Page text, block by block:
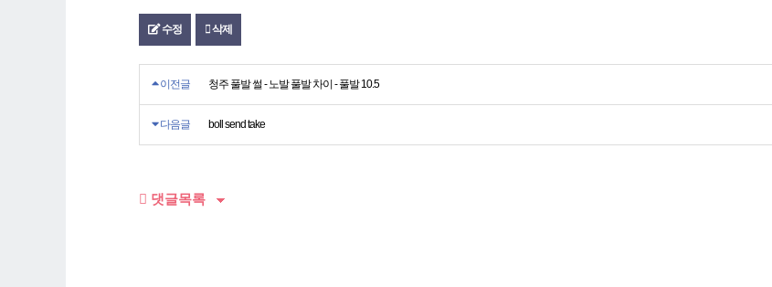
수정 삭제
이전글 청주 풀발 썰 - 노발 풀발 차이 - 풀발 10.5
다음글 boll send take
댓글목록